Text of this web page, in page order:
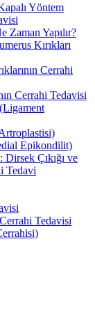
Yöntem
Zaman Yapılır?
Kırıkları
Cerrahi
Cerrahi Tedavisi
Epikondilit)
Çıkığı ve
Tedavi
Tedavisi